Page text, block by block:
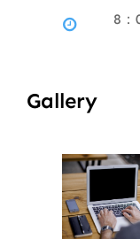
8：
Gallery